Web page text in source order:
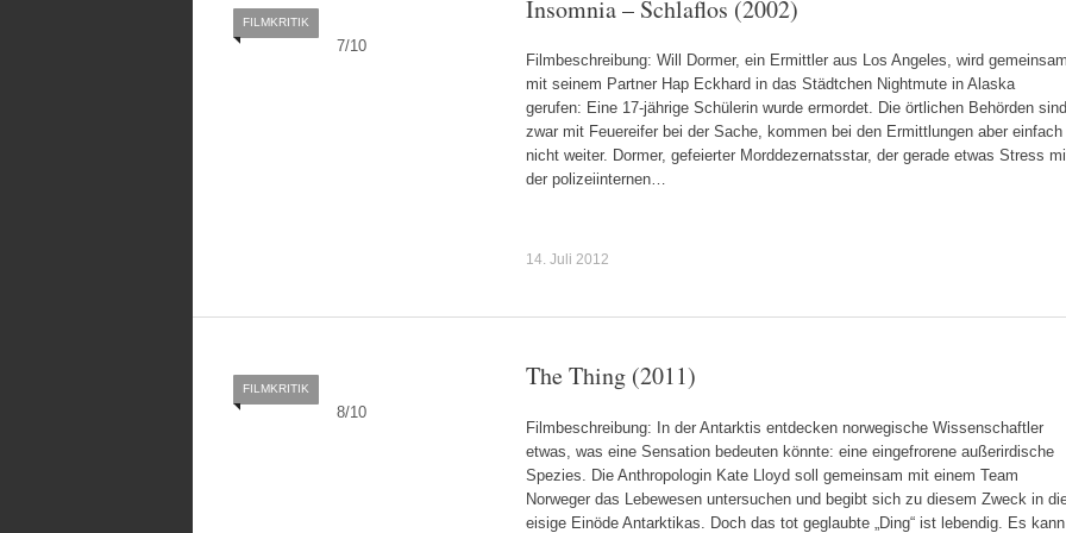
7/10
FILMKRITIK Insomnia – Schlaflos (2002)
Filmbeschreibung: Will Dormer, ein Ermittler aus Los Angeles, wird gemeinsam
mit seinem Partner Hap Eckhard in das Städtchen Nightmute in Alaska
gerufen: Eine 17-jährige Schülerin wurde ermordet. Die örtlichen Behörden sind
zwar mit Feuereifer bei der Sache, kommen bei den Ermittlungen aber einfach
nicht weiter. Dormer, gefeierter Morddezernatsstar, der gerade etwas Stress
der polizeiinternen…
14. Juli 2012
8/10
FILMKRITIK The Thing (2011)
Filmbeschreibung: In der Antarktis entdecken norwegische Wissenschaftler
etwas, was eine Sensation bedeuten könnte: eine eingefrorene außerirdische
Spezies. Die Anthropologin Kate Lloyd soll gemeinsam mit einem Team
Norweger das Lebewesen untersuchen und begibt sich zu diesem Zweck in
eisige Einöde Antarktikas. Doch das tot geglaubte „Ding“ ist lebendig. Es kann